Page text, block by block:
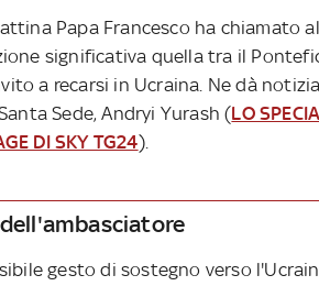
Papa Francesco ha chiamato
significativa quella tra il
a recarsi in Ucraina. Ne dà
Sede, Andryi Yurash (LO
DI SKY TG24).
gesto di sostegno verso